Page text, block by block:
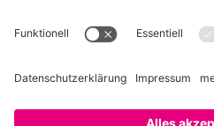
Über SAATKORN